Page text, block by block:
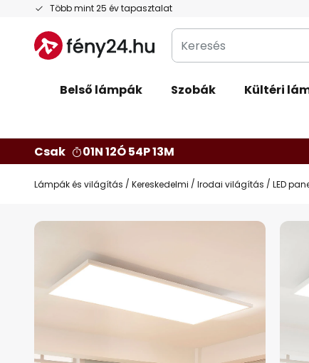
Több mint 25 év tapasztalat
Ugrás
tartalomhoz
Keresés
Belső lámpák Szobák Kültéri
Csak
01N 12Ó 54P 12M
Lámpák és világítás Kereskedelmi Irodai világítás LED
Ugrás
képgaléria
végére